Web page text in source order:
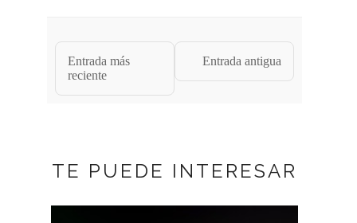
Entrada más
reciente
Entrada antigua
TE PUEDE INTERESAR